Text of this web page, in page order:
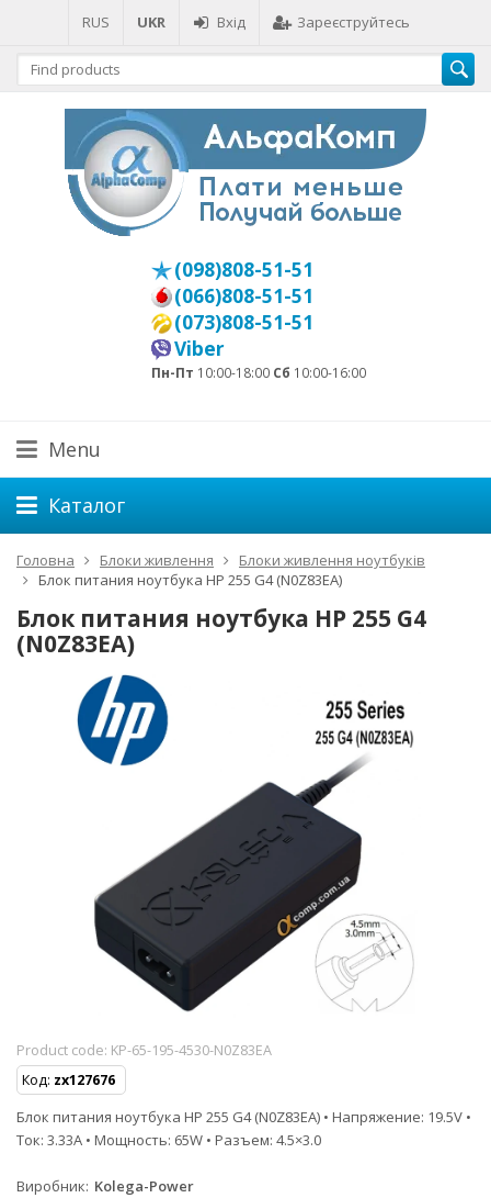
RUS UKR Вхід Зареєструйтесь
(098)808-51-51
(066)808-51-51
(073)808-51-51
Viber
Пн-Пт 10:00-18:00 Сб 10:00-16:00
Menu
Каталог
Головна Блоки живлення
Блоки живлення ноутбуків
Блок питания ноутбука HP 255 G4 (N0Z83EA)
Блок питания ноутбука HP 255 G4
(N0Z83EA)
Product code: KP-65-195-4530-N0Z83EA
Код: zx127676
Блок питания ноутбука HP 255 G4 (N0Z83EA) • Напряжение: 19.5V •
Ток: 3.33A • Мощность: 65W • Разъем: 4.5×3.0
Виробник Kolega-Power